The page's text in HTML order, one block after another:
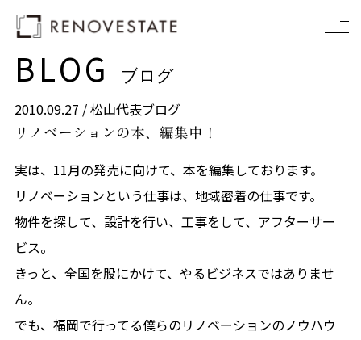
BLOG ブログ
2010.09.27 /松山代表ブログ
リノベーションの本、編集中！
実は、11月の発売に向けて、本を編集しております。
リノベーションという仕事は、地域密着の仕事です。
物件を探して、設計を行い、工事をして、アフターサー
ビス。
きっと、全国を股にかけて、やるビジネスではありませ
ん。
でも、福岡で行ってる僕らのリノベーションのノウハウ